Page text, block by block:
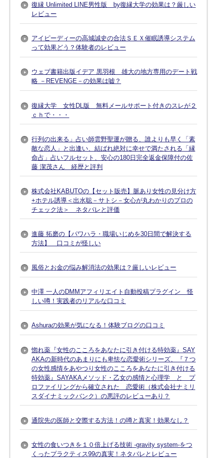
復縁 Unlimited LINE男性版 by復縁大学の効果は？厳しい
レビュー
アイピーディーの高城誠史の合法ＳＥＸ催眠誘導システム
って効果どう？体験者のレビュー
ウェブ書籍出版イデア 黒羽根 雄大の地方専用のデート戦
略 －REVENGE－の効果は嘘？
復縁大学 女性DL版 無料メールサポート付きのスレが２
ｃｈで・・・
行列の出来る」占い師雲野聖運が贈る、誰よりも早く「素
敵な恋人」と出逢い、結ばれ絶対に幸せで満たされる「縁
命占」占いフルセット、安心の180日完全返金保障付の佐
藤 潔茂さん 経歴と評判
株式会社KABUTOの【セット販売】脈あり女性の見分け方
+ホテル誘導＜出水聡－サトシ－女心が丸わかりのプロの
チェック法＞ ネタバレと評価
進藤 拓磨の【パワハラ・職場いじめを30日間で解決する
方法】 口コミが怪しい
風俗とお金の悩み解消法の効果は？厳しいレビュー
中澤 一人のDMMアフィリエイト自動投稿プラグイン 怪
しい噂！実践者のリアルな口コミ
Ashuraの効果が気になる！体験ブログの口コミ
惚れ薬『女性のこころをあなたに引き付ける特効薬』SAY
AKAの新時代のあまりにも卑怯な恋愛術シリーズ、『７つ
の女性感情をあやつり女性のこころをあなたに引き付ける
特効薬』SAYAKAメソッド・乙女の感情と心理学 と プ
ロファイリングから確立された 恋愛術（株式会社ナミリ
スダイナミックバンク）の悪評のレビューあり？
通院先の医師と交際する方法！の噂と真実！効果なし？
女性の食いつきを１０倍上げる技術 -gravity system-をつ
くったプラクティス99の真実！ネタバレとレビュー